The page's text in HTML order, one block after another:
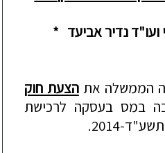
ועו"ד נדיר אביעד *
הצעת חוק
במס בעסקה לרכישת
2014.